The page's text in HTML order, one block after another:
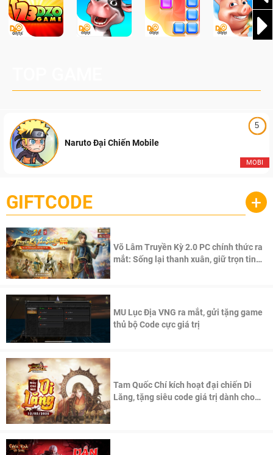
5
MOBI
Naruto Đại Chiến Mobile
GIFTCODE +
Võ Lâm Truyền Kỳ 2.0 PC chính thức ra
mắt: Sống lại thanh xuân, giữ trọn tinh
MU Lục Địa VNG ra mắt, gửi tặng game
thủ bộ Code cực giá trị
Tam Quốc Chí kích hoạt đại chiến Di
Lăng, tặng siêu code giá trị dành cho